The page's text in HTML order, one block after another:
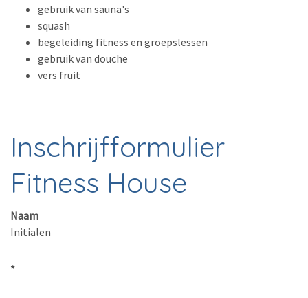
gebruik van sauna's
squash
begeleiding fitness en groepslessen
gebruik van douche
vers fruit
Inschrijfformulier
Fitness House
Naam
Initialen
*